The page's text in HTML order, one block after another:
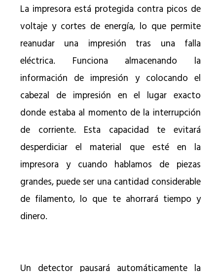
La impresora está protegida contra picos de
voltaje y cortes de energía, lo que permite
reanudar una impresión tras una falla
eléctrica. Funciona almacenando la
información de impresión y colocando el
cabezal de impresión en el lugar exacto
donde estaba al momento de la interrupción
de corriente. Esta capacidad te evitará
desperdiciar el material que esté en la
impresora y cuando hablamos de piezas
grandes, puede ser una cantidad considerable
de filamento, lo que te ahorrará tiempo y
dinero.
Un detector pausará automáticamente la